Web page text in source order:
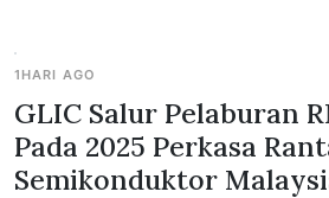
1HARI AGO
GLIC Salur Pelaburan
Pada 2025 Perkasa
Semikonduktor